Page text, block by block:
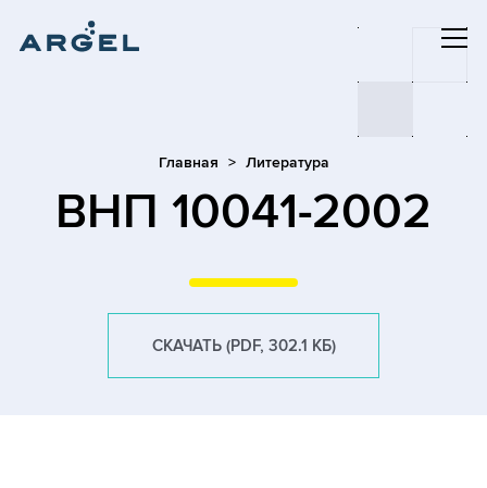
Главная Литература
ВНП 10041-2002
СКАЧАТЬ (PDF, 302.1 КБ)